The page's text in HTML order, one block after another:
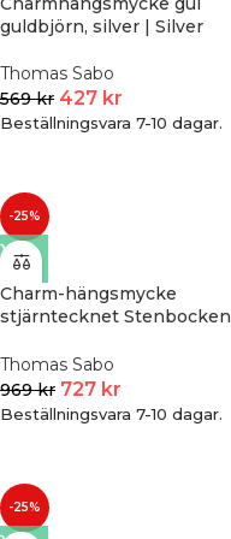
guldbjörn, silver | Silver
Thomas Sabo
569kr 427 kr
Beställningsvara 7-10 dagar.
-25%
Charm-hängsmycke
stjärntecknet Stenbocken
Thomas Sabo
969kr 727 kr
Beställningsvara 7-10 dagar.
-25%